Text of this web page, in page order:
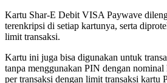
Kartu Shar-E Debit VISA Paywave
terenkripsi di setiap kartunya, serta
limit transaksi.
Kartu ini juga bisa digunakan untuk
tanpa menggunakan PIN dengan
per transaksi dengan limit transaksi kartu